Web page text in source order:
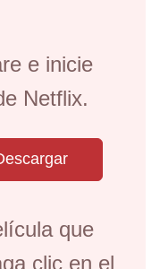
e inicie
Netflix.
que
clic en el